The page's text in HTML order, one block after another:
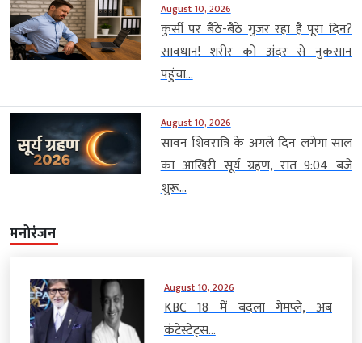
August 10, 2026
कुर्सी पर बैठे-बैठे गुजर रहा है पूरा दिन?
सावधान! शरीर को अंदर से नुकसान
पहुंचा...
August 10, 2026
सावन शिवरात्रि के अगले दिन लगेगा साल
का आखिरी सूर्य ग्रहण, रात 9:04 बजे
शुरू...
मनोरंजन
August 10, 2026
KBC 18 में बदला गेमप्ले, अब
कंटेस्टेंट्स...